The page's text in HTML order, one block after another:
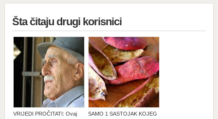
Šta čitaju drugi korisnici
VRIJEDI PROČITATI: Ovaj
SAMO 1 SASTOJAK KOJEG